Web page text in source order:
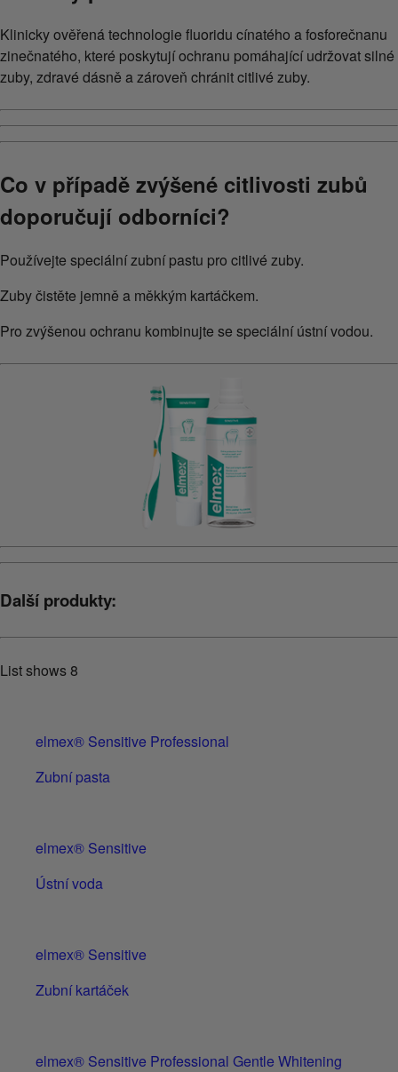
Klinicky ověřená technologie fluoridu cínatého a fosforečnanu
zinečnatého, které poskytují ochranu pomáhající udržovat silné
zuby, zdravé dásně a zároveň chránit citlivé zuby.
Co v případě zvýšené citlivosti zubů
doporučují odborníci?
Používejte speciální zubní pastu pro citlivé zuby.
Zuby čistěte jemně a měkkým kartáčkem.
Pro zvýšenou ochranu kombinujte se speciální ústní vodou.
Další produkty:
List shows8
elmex® Sensitive Professional
Zubní pasta
elmex® Sensitive
Ústní voda
elmex® Sensitive
Zubní kartáček
elmex® Sensitive Professional Gentle Whitening